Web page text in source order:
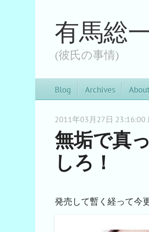
有馬総
(彼氏の事情)
Blog Archives
2011年03月27日 23:16:00
無垢で真
しろ！
発売して暫く経って今